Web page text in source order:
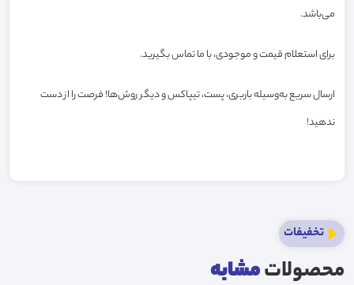
می‌باشد.
برای استعلام قیمت و موجودی، با ما تماس بگیرید.
ارسال سریع به‌وسیله باربری، پست، تیپاکس و دیگر روش‌ها! فرصت را از دست
ندهید!
تخفیفات
محصولاتمشابه